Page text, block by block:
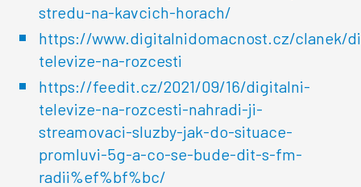
stredu-na-kavcich-horach/
https://www.digitalnidomacnost.cz/clanek/
televize-na-rozcesti
https://feedit.cz/2021/09/16/digitalni-
televize-na-rozcesti-nahradi-ji-
streamovaci-sluzby-jak-do-situace-
promluvi-5g-a-co-se-bude-dit-s-fm-
radii%ef%bf%bc/